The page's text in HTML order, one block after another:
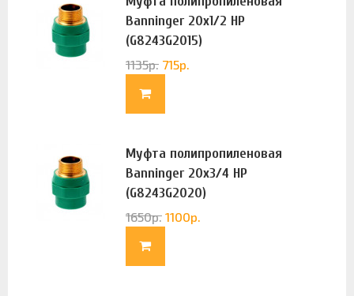
Banninger 20х1/2 НР
(G8243G2015)
1135р. 715р.
Муфта полипропиленовая
Banninger 20х3/4 НР
(G8243G2020)
1650р. 1100р.